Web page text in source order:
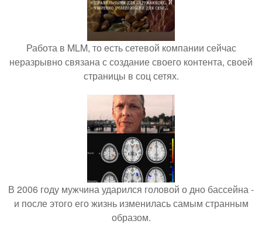
Работа в MLM, то есть сетевой компании сейчас
неразрывно связана с создание своего контента, своей
страницы в соц сетях.
В 2006 году мужчина ударился головой о дно бассейна -
и после этого его жизнь изменилась самым странным
образом.